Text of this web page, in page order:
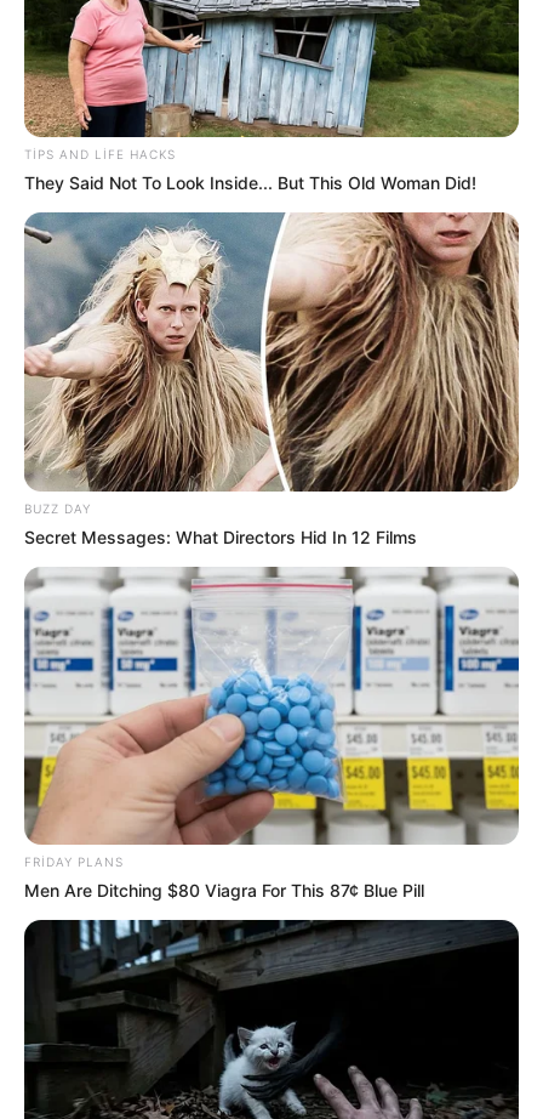
97 0 0
18:15 / 05 Avqust 2026 CƏMİYYƏT
Kolleclərdə ən yüksək təhsil haqqı olan
ixtisaslar- SİYAHI
95 0 0
17:59 / 05 Avqust 2026 TİBB
Buz kimi içkilər mədəyə necə təsir edir?
Mütəxəssislər açıqladı
TIPS AND LIFE HACKS
They Said Not To Look Inside... But This Old Woman Did!
BUZZ DAY
Secret Messages: What Directors Hid In 12 Films
FRIDAY PLANS
Men Are Ditching $80 Viagra For This 87¢ Blue Pill